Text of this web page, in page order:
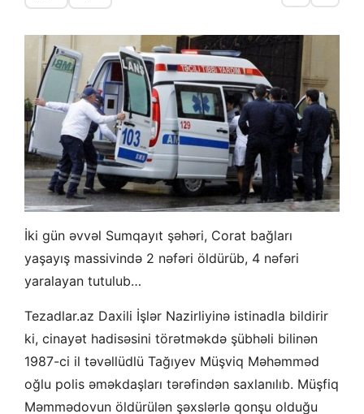
İki gün əvvəl Sumqayıt şəhəri, Corat bağları
yaşayış massivində 2 nəfəri öldürüb, 4 nəfəri
yaralayan tutulub…
Tezadlar.az Daxili İşlər Nazirliyinə istinadla bildirir
ki, cinayət hadisəsini törətməkdə şübhəli bilinən
1987-ci il təvəllüdlü Tağıyev Müşviq Məhəmməd
oğlu polis əməkdaşları tərəfindən saxlanılıb. Müşfiq
Məmmədovun öldürülən şəxslərlə qonşu olduğu